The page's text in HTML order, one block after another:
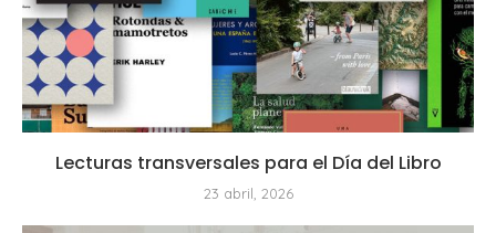
Lecturas transversales para el Día del Libro
23 abril, 2026